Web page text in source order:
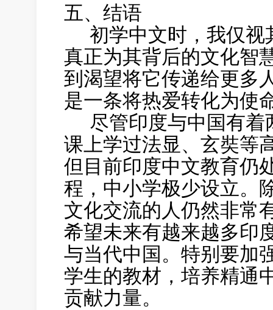
五、结语
初学中文时，我仅视
真正为其背后的文化智
到渴望将它传递给更多
是一条将热爱转化为使
尽管印度与中国有着
课上学过法显、玄奘等
但目前印度中文教育仍
程，中小学极少设立。
文化交流的人仍然非常
希望未来有越来越多印
与当代中国。特别要加
学生的教材，培养精通
贡献力量。